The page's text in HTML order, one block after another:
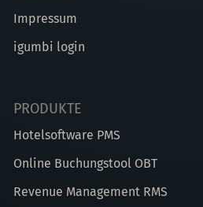
Impressum
igumbi login
PRODUKTE
Hotelsoftware PMS
Online Buchungstool OBT
Revenue Management RMS